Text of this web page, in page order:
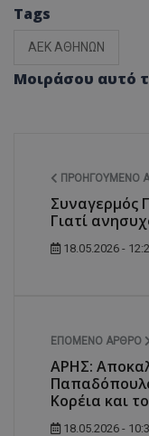
Tags
ΑΕΚ ΑΘΗΝΩΝ
Μοιράσου αυτό
ΠΡΟΗΓΟΎΜΕΝΟ
Συναγερμός
Γιατί
18.05.2026 -
ΕΠΌΜΕΝΟ ΆΡΘΡΟ
ΑΡΗΣ:
Κορέια και
18.05.2026 -